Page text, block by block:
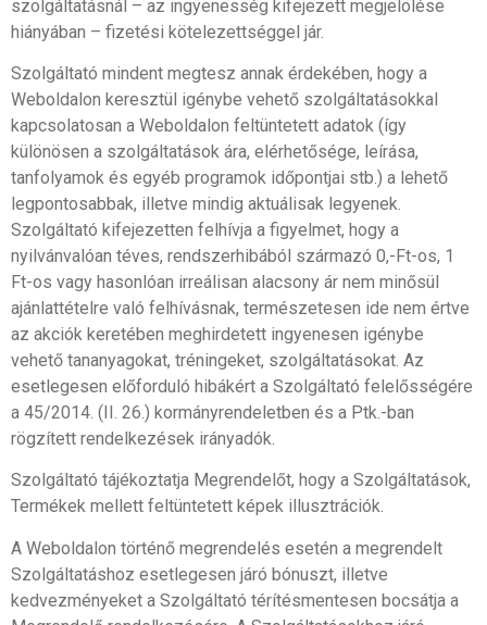
szolgáltatásnál – az ingyenesség kifejezett megjelölése
hiányában – fizetési kötelezettséggel jár.
Szolgáltató mindent megtesz annak érdekében, hogy a
Weboldalon keresztül igénybe vehető szolgáltatásokkal
kapcsolatosan a Weboldalon feltüntetett adatok (így
különösen a szolgáltatások ára, elérhetősége, leírása,
tanfolyamok és egyéb programok időpontjai stb.) a lehető
legpontosabbak, illetve mindig aktuálisak legyenek.
Szolgáltató kifejezetten felhívja a figyelmet, hogy a
nyilvánvalóan téves, rendszerhibából származó 0,-Ft-os, 1
Ft-os vagy hasonlóan irreálisan alacsony ár nem minősül
ajánlattételre való felhívásnak, természetesen ide nem értve
az akciók keretében meghirdetett ingyenesen igénybe
vehető tananyagokat, tréningeket, szolgáltatásokat. Az
esetlegesen előforduló hibákért a Szolgáltató felelősségére
a 45/2014. (II. 26.) kormányrendeletben és a Ptk.-ban
rögzített rendelkezések irányadók.
Szolgáltató tájékoztatja Megrendelőt, hogy a Szolgáltatások,
Termékek mellett feltüntetett képek illusztrációk.
A Weboldalon történő megrendelés esetén a megrendelt
Szolgáltatáshoz esetlegesen járó bónuszt, illetve
kedvezményeket a Szolgáltató térítésmentesen bocsátja a